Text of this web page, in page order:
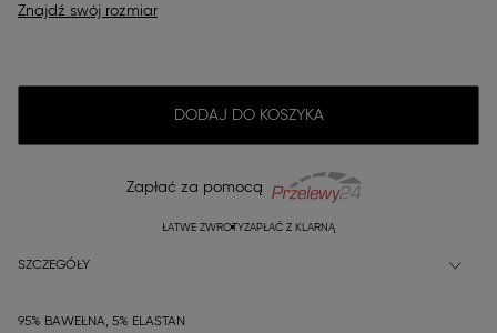
Znajdź swój rozmiar
DODAJ DO KOSZYKA
Zapłać za pomocą
ŁATWE ZWROTYZAPŁAĆ Z KLARNĄ
SZCZEGÓŁY
95% BAWEŁNA, 5% ELASTAN